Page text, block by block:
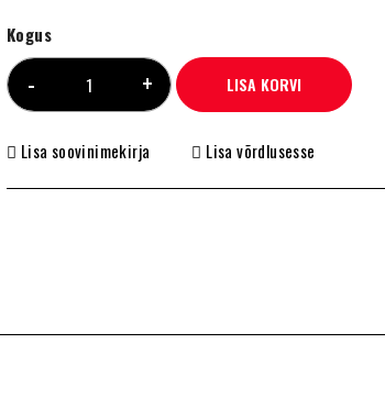
Kogus
LISA KORVI
Lisa soovinimekirja Lisa võrdlusesse